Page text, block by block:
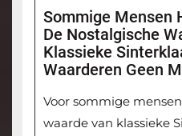
Sommige Mensen
De Nostalgische
Klassieke
Waarderen Geen
Voor sommige
waarde van klassieke